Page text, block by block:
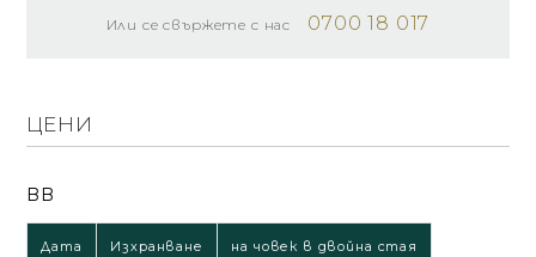
Или се свържете с нас 0700 18 017
ЦЕНИ
BB
Дата Изхранване на човек в двойна стая